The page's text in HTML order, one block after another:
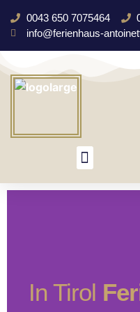
0043 650 7075464
info@ferienhaus-
In Tirol